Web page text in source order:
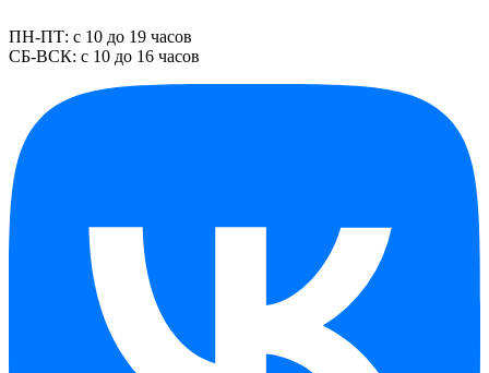
ПН-ПТ: с 10 до 19 часов
СБ-ВСК: с 10 до 16 часов